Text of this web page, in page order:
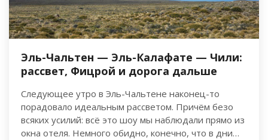
Эль-Чальтен — Эль-Калафате — Чили:
рассвет, Фицрой и дорога дальше
Следующее утро в Эль-Чальтене наконец-то
порадовало идеальным рассветом. Причём безо
всяких усилий: всё это шоу мы наблюдали прямо из
окна отеля. Немного обидно, конечно, что в дни